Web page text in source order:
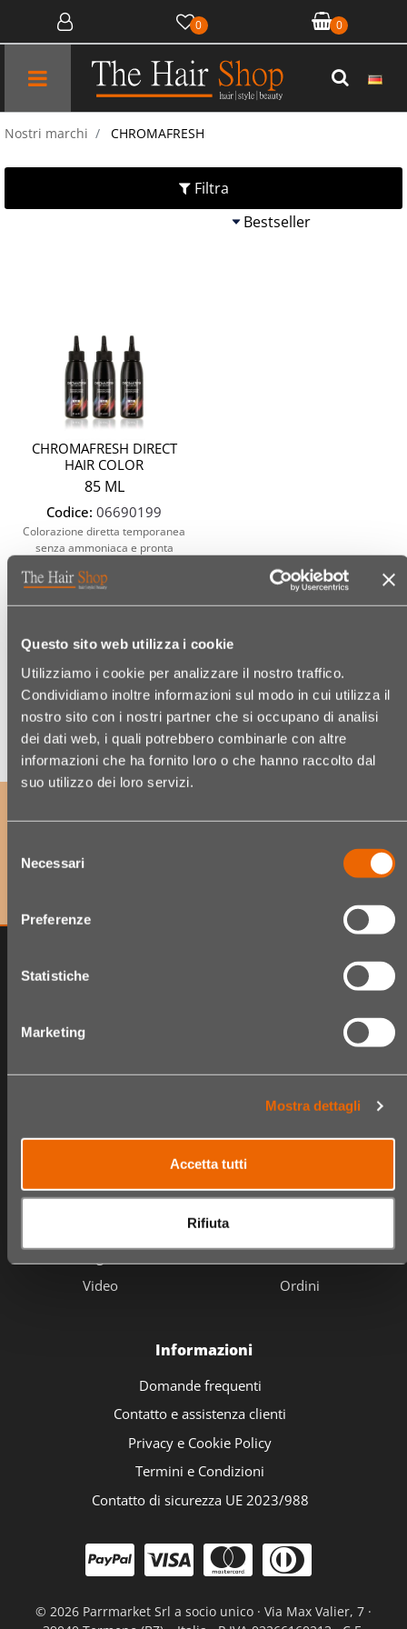
Questo sito web utilizza i cookie
Utilizziamo i cookie per analizzare il nostro traffico.
Condividiamo inoltre informazioni sul modo in cui utilizza il
nostro sito con i nostri partner che si occupano di analisi
dei dati web, i quali potrebbero combinarle con altre
informazioni che ha fornito loro o che hanno raccolto dal
suo utilizzo dei loro servizi.
delNecessari
Preferenze
Statistiche
Marketing
Mostra dettagli
Accetta tutti
Rifiuta
0 0
Open menu
Nostri marchi CHROMAFRESH
Filtra
CHROMAFRESH DIRECT
HAIR COLOR
85 ML
Codice: 06690199
Colorazione diretta temporanea
senza ammoniaca e pronta
€ 14,95
(€ 17,59/100 ML)
Chi siamo
Video
Catalogo Articoli
Ordini
Informazioni
Domande frequenti
Contatto e assistenza clienti
Privacy e Cookie Policy
Termini e Condizioni
Contatto di sicurezza UE 2023/988
© 2026 Parrmarket Srl a socio unico · Via Max Valier, 7 ·